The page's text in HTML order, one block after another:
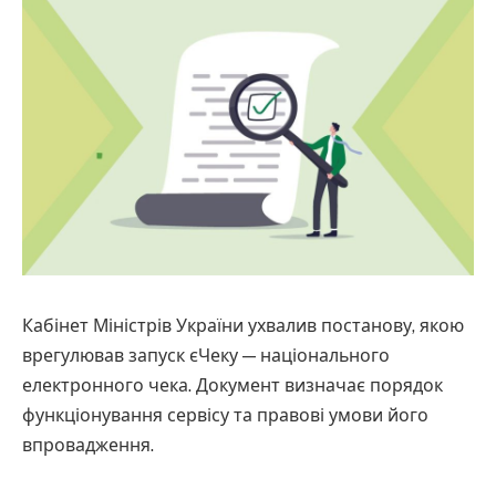
Кабінет Міністрів України ухвалив постанову, якою
врегулював запуск єЧеку — національного
електронного чека. Документ визначає порядок
функціонування сервісу та правові умови його
впровадження.